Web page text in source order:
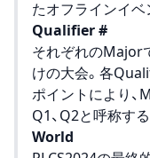
たオフラインイベ
Qualifier #
それぞれのMajor
けの大会。各
ポイントにより、
Q1、Q2と呼称する
World